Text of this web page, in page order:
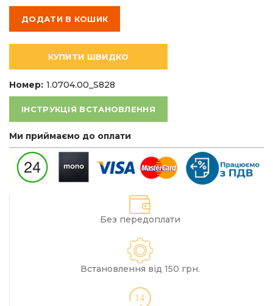
ДОДАТИ В КОШИК
КУПИТИ ШВИДКО
Номер: 1.0704.00_S828
ІНСТРУКЦІЯ ВСТАНОВЛЕННЯ
Ми приймаємо до оплати
Без передоплати
Встановлення від 150 грн.
14